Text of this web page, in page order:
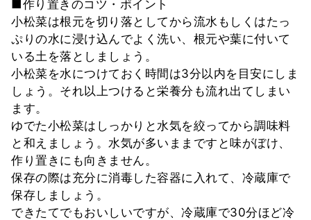
■作り置きのコツ・ポイント
小松菜は根元を切り落としてから流水もしくはたっ
ぷりの水に浸け込んでよく洗い、根元や葉に付いて
いる土を落としましょう。
小松菜を水につけておく時間は3分以内を目安にしま
しょう。それ以上つけると栄養分も流れ出てしまい
ます。
ゆでた小松菜はしっかりと水気を絞ってから調味料
と和えましょう。水気が多いままですと味がぼけ、
作り置きにも向きません。
保存の際は充分に消毒した容器に入れて、冷蔵庫で
保存しましょう。
できたてでもおいしいですが、冷蔵庫で30分ほど冷